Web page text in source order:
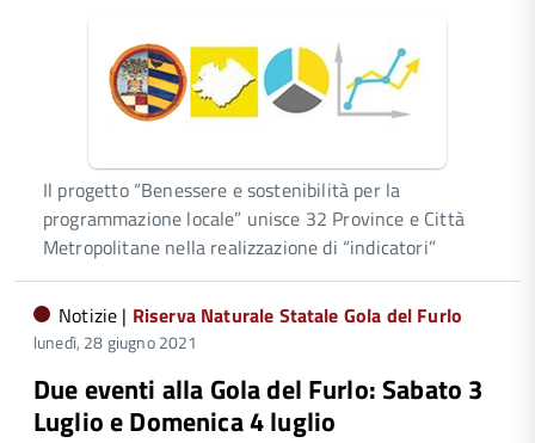
Il progetto “Benessere e sostenibilità per la
programmazione locale” unisce 32 Province e Città
Metropolitane nella realizzazione di “indicatori”
Notizie | Riserva Naturale Statale Gola del Furlo
lunedì, 28 giugno 2021
Due eventi alla Gola del Furlo: Sabato 3
Luglio e Domenica 4 luglio